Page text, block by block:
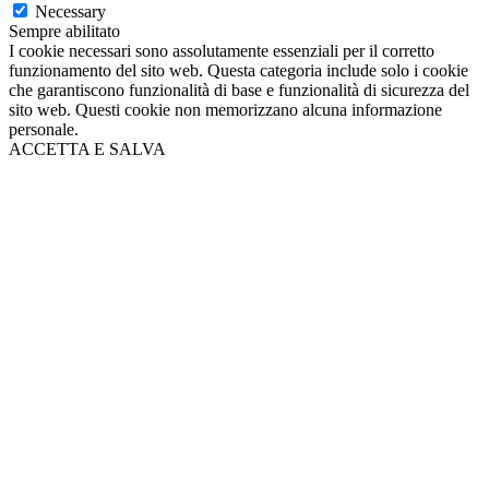
Necessary
Sempre abilitato
I cookie necessari sono assolutamente essenziali per il corretto
funzionamento del sito web. Questa categoria include solo i cookie
che garantiscono funzionalità di base e funzionalità di sicurezza del
sito web. Questi cookie non memorizzano alcuna informazione
personale.
ACCETTA E SALVA